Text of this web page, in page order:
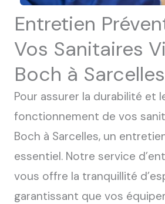
Entretien
Vos Sanitaires
Boch à Sarcelles
Pour assurer la durabilité et
fonctionnement de vos
Boch à Sarcelles, un
essentiel. Notre service
vous offre la tranquillité
garantissant que vos